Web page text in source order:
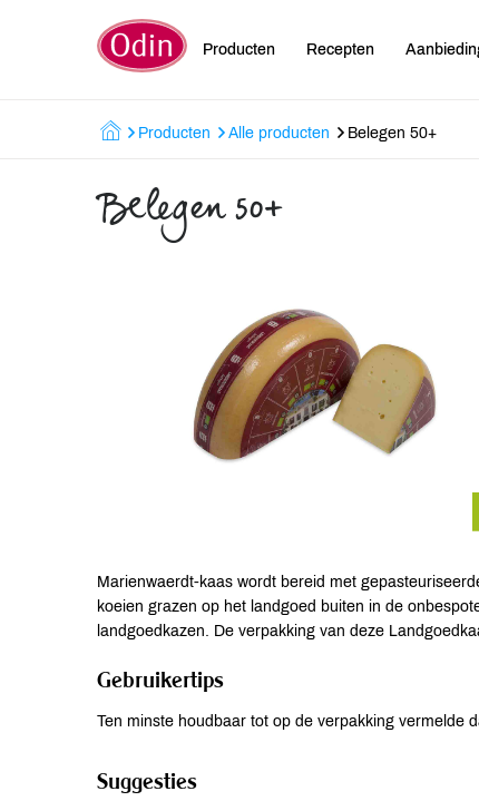
Producten Recepten
Producten Alle producten Belegen 50+
Belegen 50+
Marienwaerdt-kaas wordt bereid met
koeien grazen op het landgoed buiten in de
landgoedkazen. De verpakking van deze
Gebruikertips
Ten minste houdbaar tot op de verpakking vermelde
Suggesties